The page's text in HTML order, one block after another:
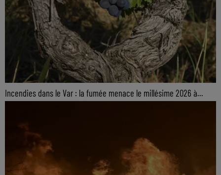
Incendies dans le Var : la fumée menace le millésime 2026 à...